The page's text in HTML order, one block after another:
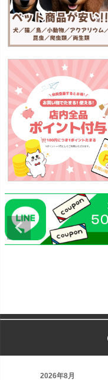
2026年8月